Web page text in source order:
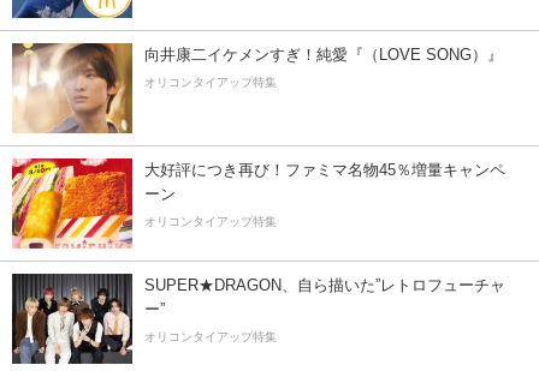
向井康二イケメンすぎ！純愛『（LOVE SONG）』
オリコンタイアップ特集
大好評につき再び！ファミマ名物45％増量キャンペ
ーン
オリコンタイアップ特集
SUPER★DRAGON、自ら描いた”レトロフューチャ
ー”
オリコンタイアップ特集